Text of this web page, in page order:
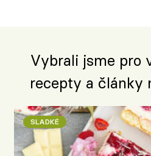
Vybrali jsme pro
recepty a články
SLADKÉ